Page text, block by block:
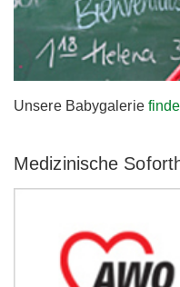
Unsere Babygalerie
Medizinische